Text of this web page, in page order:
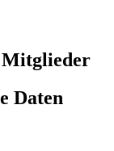
Mitglieder
Daten